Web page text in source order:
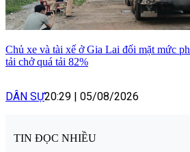
Chủ xe và tài xế ở Gia Lai đối mặt mức
tải chở quá tải 82%
DÂN SỰ20:29 05/08/2026
TIN ĐỌC NHIỀU